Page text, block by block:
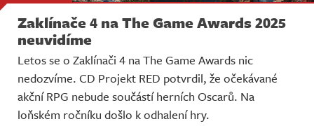
Zaklínače 4 na The Game Awards 2025
neuvidíme
Letos se o Zaklínači 4 na The Game Awards nic
nedozvíme. CD Projekt RED potvrdil, že očekávané
akční RPG nebude součástí herních Oscarů. Na
loňském ročníku došlo k odhalení hry.